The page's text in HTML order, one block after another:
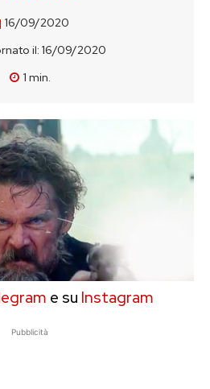
16/09/2020
il: 16/09/2020
1 min.
e su Instagram
Pubblicità